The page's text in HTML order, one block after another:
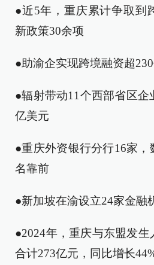
●近5年，重庆累计争取到
新政策30余项
●助渝企实现跨境融资超
●辐射带动11个西部省区企
亿美元
●重庆外资银行分行16家
名靠前
●新加坡在渝设立24家金融
●2024年，重庆与东盟发
合计273亿元，同比增长